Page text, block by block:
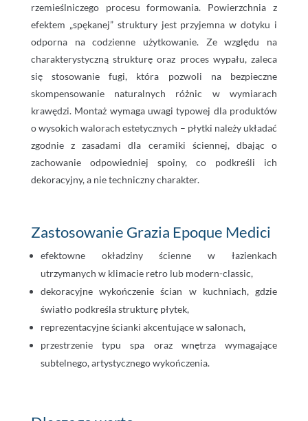
rzemieślniczego procesu formowania. Powierzchnia z
efektem „spękanej” struktury jest przyjemna w dotyku i
odporna na codzienne użytkowanie. Ze względu na
charakterystyczną strukturę oraz proces wypału, zaleca
się stosowanie fugi, która pozwoli na bezpieczne
skompensowanie naturalnych różnic w wymiarach
krawędzi. Montaż wymaga uwagi typowej dla produktów
o wysokich walorach estetycznych – płytki należy układać
zgodnie z zasadami dla ceramiki ściennej, dbając o
zachowanie odpowiedniej spoiny, co podkreśli ich
dekoracyjny, a nie techniczny charakter.
Zastosowanie Grazia Epoque Medici
efektowne okładziny ścienne w łazienkach
utrzymanych w klimacie retro lub modern-classic,
dekoracyjne wykończenie ścian w kuchniach, gdzie
światło podkreśla strukturę płytek,
reprezentacyjne ścianki akcentujące w salonach,
przestrzenie typu spa oraz wnętrza wymagające
subtelnego, artystycznego wykończenia.